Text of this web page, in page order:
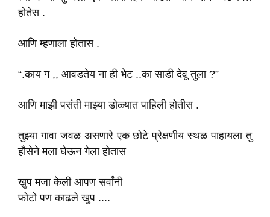
होतेस .
आणि म्हणाला होतास .
“.काय ग ,, आवडतेय ना ही भेट ..का साडी देवू तुला ?”
आणि माझी पसंती माझ्या डोळ्यात पाहिली होतीस .
तुझ्या गावा जवळ असणारे एक छोटे प्रेक्षणीय स्थळ पाहायला तु
हौसेने मला घेऊन गेला होतास
खुप मजा केली आपण सर्वांनी
फोटो पण काढले खुप ....